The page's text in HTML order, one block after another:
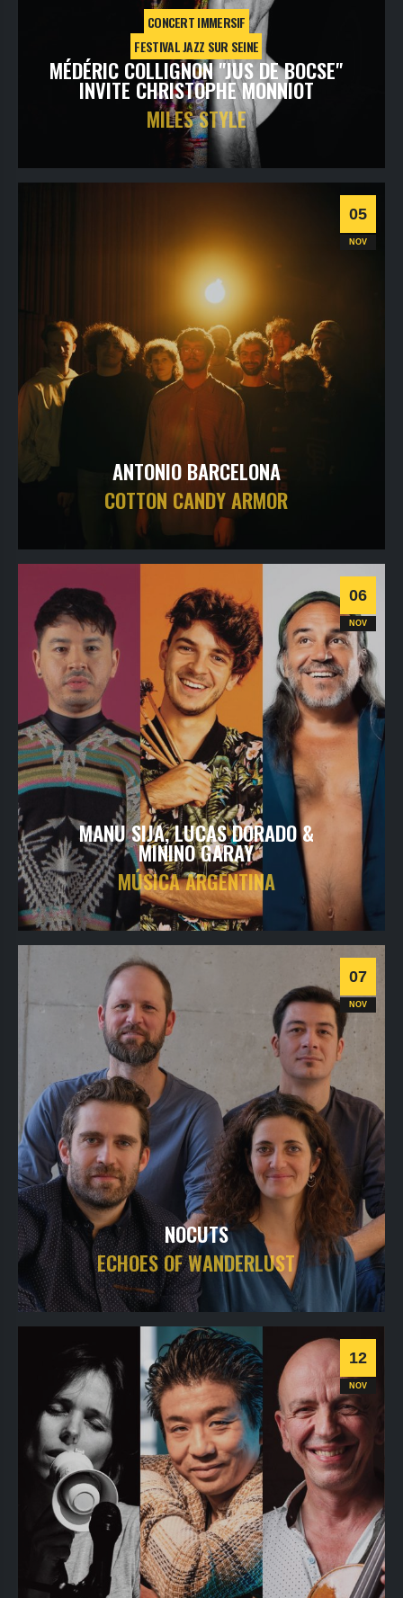
CONCERT IMMERSIF
FESTIVAL JAZZ SUR SEINE
MÉDÉRIC COLLIGNON "JUS DE BOCSE"
INVITE CHRISTOPHE MONNIOT
MILES STYLE
2026- 20h30 - Le Triton
Jazz
05
NOV
ANTONIO BARCELONA
COTTON CANDY ARMOR
jeudi - 20h30 - Le Triton
Jazz
06
NOV
MANU SIJA, LUCAS DORADO &
MININO GARAY
MÚSICA ARGENTINA
vendredi6nov2026- 20h30- Le Triton
Informations
07
NOV
NOCUTS
ECHOES OF WANDERLUST
samedi7 nov2026 - 20h30 - Le Triton
Informations Billetterie
Jazz
12
NOV